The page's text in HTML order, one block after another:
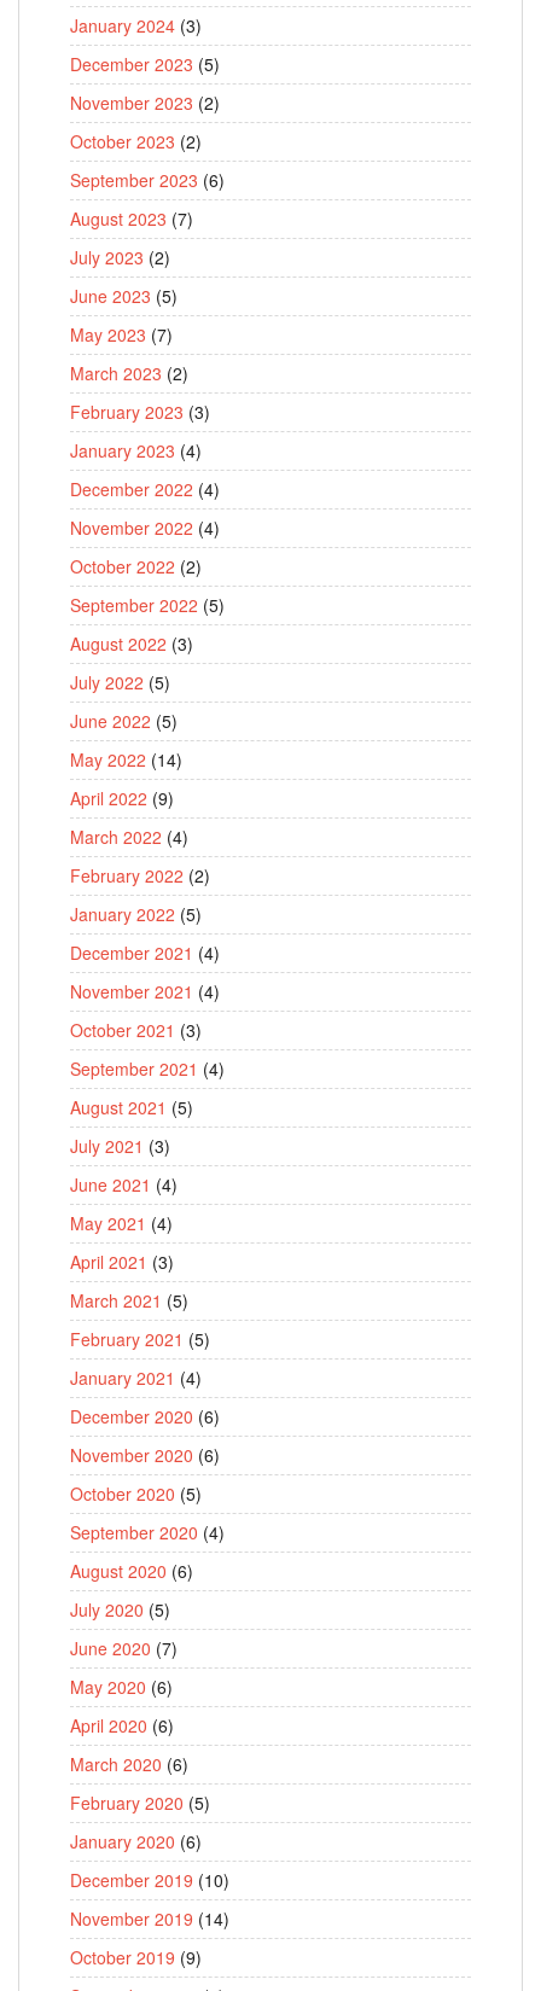
January 2024 (3)
December 2023 (5)
November 2023 (2)
October 2023 (2)
September 2023 (6)
August 2023 (7)
July 2023 (2)
June 2023 (5)
May 2023 (7)
March 2023 (2)
February 2023 (3)
January 2023 (4)
December 2022 (4)
November 2022 (4)
October 2022 (2)
September 2022 (5)
August 2022 (3)
July 2022 (5)
June 2022 (5)
May 2022 (14)
April 2022 (9)
March 2022 (4)
February 2022 (2)
January 2022 (5)
December 2021 (4)
November 2021 (4)
October 2021 (3)
September 2021 (4)
August 2021 (5)
July 2021 (3)
June 2021 (4)
May 2021 (4)
April 2021 (3)
March 2021 (5)
February 2021 (5)
January 2021 (4)
December 2020 (6)
November 2020 (6)
October 2020 (5)
September 2020 (4)
August 2020 (6)
July 2020 (5)
June 2020 (7)
May 2020 (6)
April 2020 (6)
March 2020 (6)
February 2020 (5)
January 2020 (6)
December 2019 (10)
November 2019 (14)
October 2019 (9)